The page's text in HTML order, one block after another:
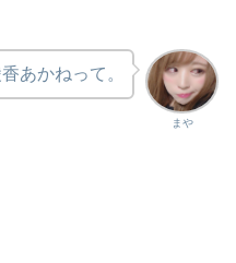
まや
あかねって。